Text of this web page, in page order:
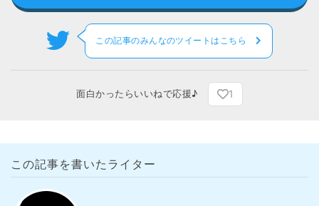
この記事のみんなのツイートはこちら
面白かったらいいねで応援♪ 1
この記事を書いたライター